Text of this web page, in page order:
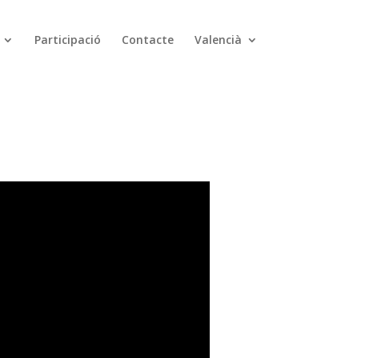
Participació Contacte Valencià